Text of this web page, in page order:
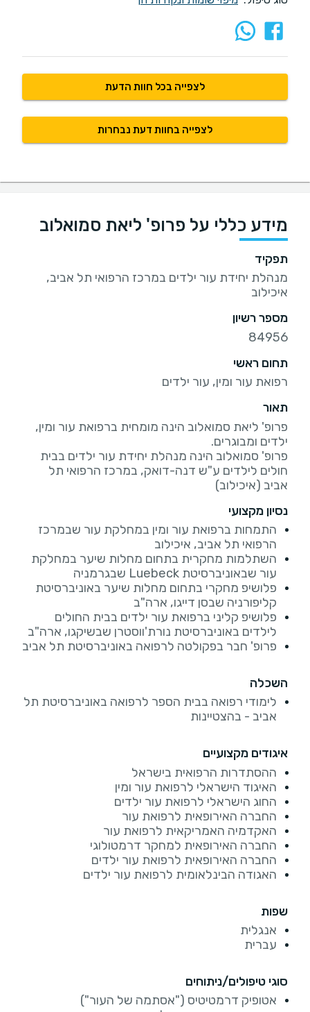
לצפייה בכל חוות הדעת
לצפייה בחוות דעת נבחרות
מידע כללי על פרופ' ליאת סמואלוב
תפקיד
מנהלת יחידת עור ילדים במרכז הרפואי תל אביב,
איכילוב
מספר רשיון
84956
תחום ראשי
רפואת עור ומין, עור ילדים
תאור
פרופ' ליאת סמואלוב הינה מומחית ברפואת עור ומין,
פרופ' סמואלוב הינה מנהלת יחידת עור ילדים בבית
חולים לילדים ע"ש דנה-דואק, במרכז הרפואי תל
אביב (איכילוב)
נסיון מקצועי
התמחות ברפואת עור ומין במחלקת עור שבמרכז
הרפואי תל אביב, איכילוב
השתלמות מחקרית בתחום מחלות שיער במחלקת
עור שבאוניברסיטת Luebeck שבגרמניה
פלושיפ מחקרי בתחום מחלות שיער באוניברסיטת
קליפורניה שבסן דייגו, ארה"ב
פלושיפ קליני ברפואת עור ילדים בבית החולים
לילדים באוניברסיטת נורת'ווסטרן שבשיקגו, ארה"ב
פרופ' חבר בפקולטה לרפואה באוניברסיטת תל אביב
השכלה
לימודי רפואה בבית הספר לרפואה באוניברסיטת תל
אביב - בהצטיינות
איגודים מקצועיים
ההסתדרות הרפואית בישראל
​האיגוד הישראלי לרפואת עור ומין
החוג הישראלי לרפואת עור ילדים
החברה האירופאית לרפואת עור
האקדמיה האמריקאית לרפואת עור
החברה האירופאית למחקר דרמטולוגי
החברה האירופאית לרפואת עור ילדים
האגודה הבינלאומית לרפואת עור ילדים
שפות
אנגלית
עברית
סוגי טיפולים/ניתוחים
אטופיק דרמטיטיס ("אסתמה של העור")